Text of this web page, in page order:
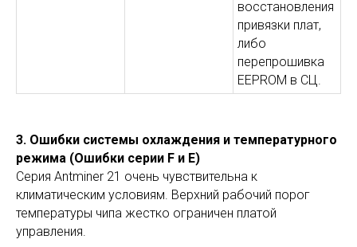
восстановления
привязки плат,
либо
перепрошивка
EEPROM в СЦ.
3. Ошибки системы охлаждения и температурного
режима (Ошибки серии F и E)
Серия Antminer 21 очень чувствительна к
климатическим условиям. Верхний рабочий порог
температуры чипа жестко ограничен платой
управления.